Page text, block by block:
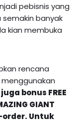
pebisnis yang
semakin banyak
kian membuka
rencana
bonus FREE
GIANT
order. Untuk